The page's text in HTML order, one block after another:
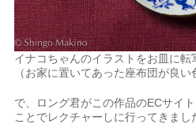
イナコちゃんのイラストをお皿に転
（お家に置いてあった座布団が良
で、ロング君がこの作品のECサイ
ことでレクチャーしに行ってきまし